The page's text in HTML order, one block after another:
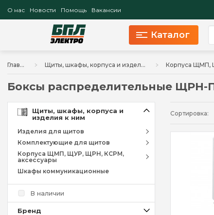
О нас Новости Помощь Вакансии
Каталог
Главная Щиты, шкафы, корпуса и изделия к ним
Боксы распределительные ЩРН-
Щиты, шкафы, корпуса и
изделия к ним
Изделия для щитов
Комплектующие для щитов
Корпуса ЩМП, ЩУР, ЩРН, КСРМ,
аксессуары
Шкафы коммуникационные
В наличии
Брeнд
Сортировка: